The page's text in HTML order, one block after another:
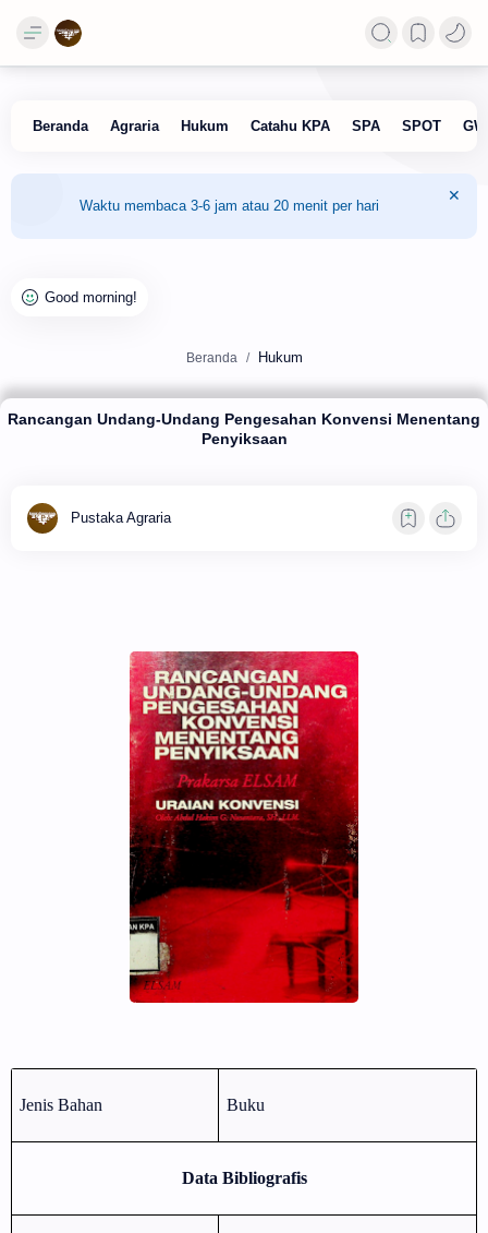
Waktu membaca 3-6 jam atau 20 menit per hari
Beranda Hukum
Rancangan Undang-Undang Pengesahan Konvensi Menentang
Penyiksaan
Jenis Bahan Buku
Data Bibliografis